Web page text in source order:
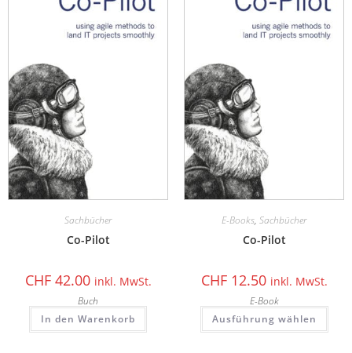
Sachbücher
Co-Pilot
CHF42.00 inkl. MwSt.
Buch
In den Warenkorb
E-Books, Sachbücher
Co-Pilot
CHF12.50 inkl. MwSt.
E-Book
Ausführung wählen